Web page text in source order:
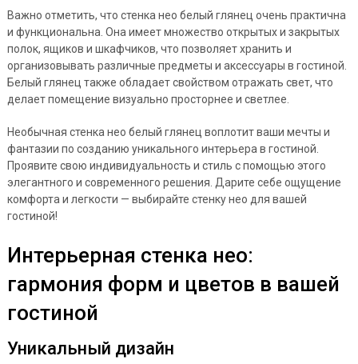
Важно отметить, что стенка нео белый глянец очень практична
и функциональна. Она имеет множество открытых и закрытых
полок, ящиков и шкафчиков, что позволяет хранить и
организовывать различные предметы и аксессуары в гостиной.
Белый глянец также обладает свойством отражать свет, что
делает помещение визуально просторнее и светлее.
Необычная стенка нео белый глянец воплотит ваши мечты и
фантазии по созданию уникального интерьера в гостиной.
Проявите свою индивидуальность и стиль с помощью этого
элегантного и современного решения. Дарите себе ощущение
комфорта и легкости — выбирайте стенку нео для вашей
гостиной!
Интерьерная стенка нео:
гармония форм и цветов в вашей
гостиной
Уникальный дизайн